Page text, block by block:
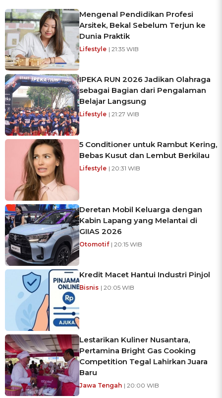
Mengenal Pendidikan Profesi
Arsitek, Bekal Sebelum Terjun ke
Dunia Praktik
Lifestyle | 21:35 WIB
IPEKA RUN 2026 Jadikan Olahraga
sebagai Bagian dari Pengalaman
Belajar Langsung
Lifestyle | 21:27 WIB
5 Conditioner untuk Rambut Kering,
Bebas Kusut dan Lembut Berkilau
Lifestyle | 20:31 WIB
Deretan Mobil Keluarga dengan
Kabin Lapang yang Melantai di
GIIAS 2026
Otomotif | 20:15 WIB
Kredit Macet Hantui Industri Pinjol
Bisnis | 20:05 WIB
Lestarikan Kuliner Nusantara,
Pertamina Bright Gas Cooking
Competition Tegal Lahirkan Juara
Baru
Jawa Tengah | 20:00 WIB